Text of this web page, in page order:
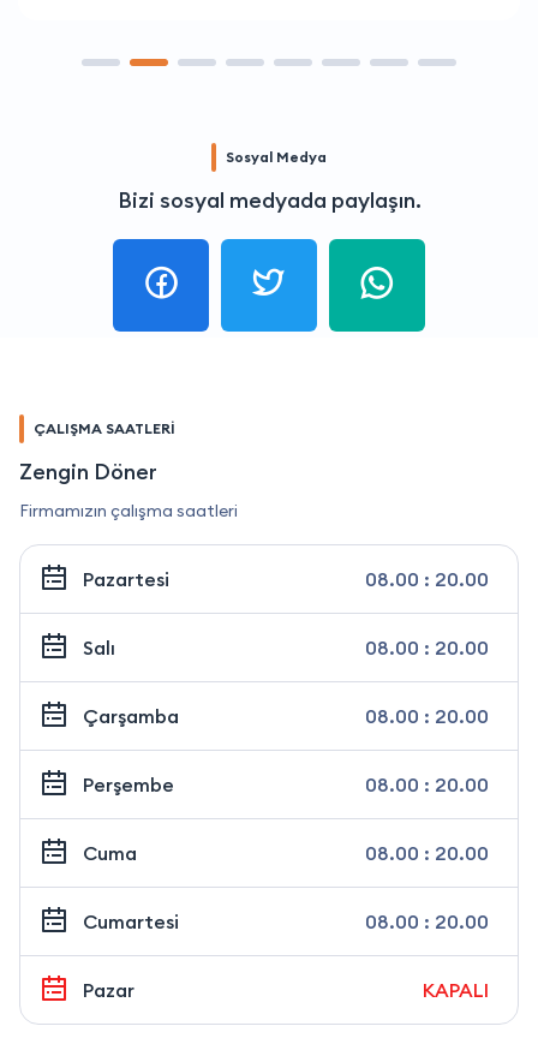
Sosyal Medya
Bizi sosyal medyada paylaşın.
ÇALIŞMA SAATLERİ
Zengin Döner
Firmamızın çalışma saatleri
Pazartesi 08.00 : 20.00
Salı 08.00 : 20.00
Çarşamba 08.00 : 20.00
Perşembe 08.00 : 20.00
Cuma 08.00 : 20.00
Cumartesi 08.00 : 20.00
Pazar KAPALI